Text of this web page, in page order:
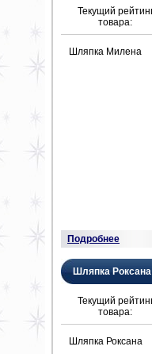
Текущий
товара:
Шляпка Милена
Подробнее
Шляпка Роксана
Текущий
товара:
Шляпка Роксана